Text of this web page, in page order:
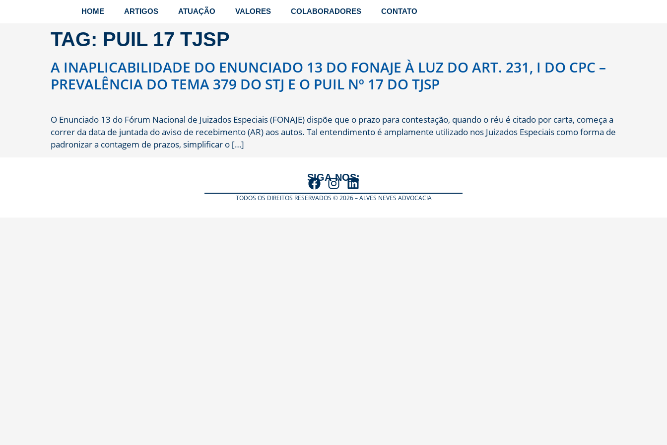
HOME ARTIGOS ATUAÇÃO VALORES COLABORADORES CONTATO
TAG: PUIL 17 TJSP
A INAPLICABILIDADE DO ENUNCIADO 13 DO FONAJE À LUZ DO ART. 231, I DO CPC –
PREVALÊNCIA DO TEMA 379 DO STJ E O PUIL Nº 17 DO TJSP
O Enunciado 13 do Fórum Nacional de Juizados Especiais (FONAJE) dispõe que o prazo para contestação, quando o réu é citado por carta, começa a
correr da data de juntada do aviso de recebimento (AR) aos autos. Tal entendimento é amplamente utilizado nos Juizados Especiais como forma de
padronizar a contagem de prazos, simplificar o […]
SIGA-NOS:
TODOS OS DIREITOS RESERVADOS © 2026 – ALVES NEVES ADVOCACIA